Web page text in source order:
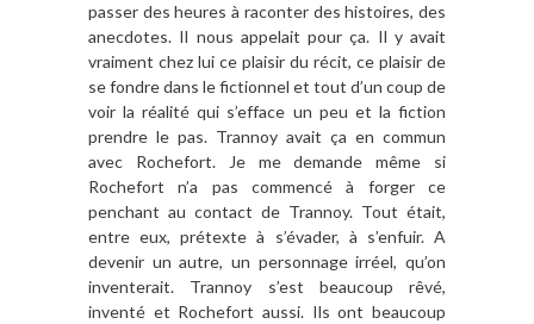
passer des heures à raconter des histoires, des
anecdotes. Il nous appelait pour ça. Il y avait
vraiment chez lui ce plaisir du récit, ce plaisir de
se fondre dans le fictionnel et tout d’un coup de
voir la réalité qui s’efface un peu et la fiction
prendre le pas. Trannoy avait ça en commun
avec Rochefort. Je me demande même si
Rochefort n’a pas commencé à forger ce
penchant au contact de Trannoy. Tout était,
entre eux, prétexte à s’évader, à s’enfuir. A
devenir un autre, un personnage irréel, qu’on
inventerait. Trannoy s’est beaucoup rêvé,
inventé et Rochefort aussi. Ils ont beaucoup